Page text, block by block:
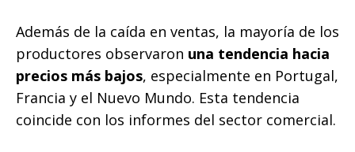
Además de la caída en ventas, la mayoría de los
productores observaron una tendencia hacia
precios más bajos, especialmente en Portugal,
Francia y el Nuevo Mundo. Esta tendencia
coincide con los informes del sector comercial.